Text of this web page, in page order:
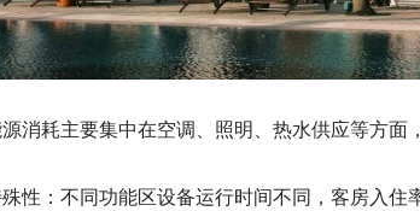
消耗主要集中在空调、照明、热水供应等方面
性：不同功能区设备运行时间不同，客房入住